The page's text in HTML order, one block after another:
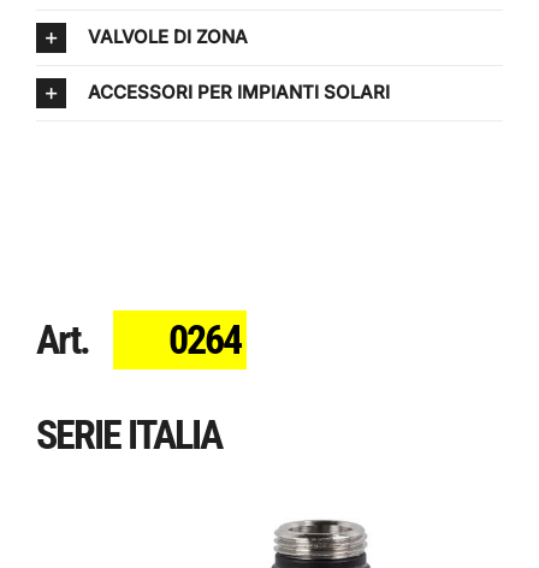
Art. 0264
SERIE ITALIA
VALVOLE DI ZONA
ACCESSORI PER IMPIANTI SOLARI